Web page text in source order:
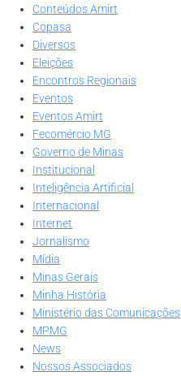
Conteúdos Amirt
Copasa
Diversos
Eleições
Encontros Regionais
Eventos
Eventos Amirt
Fecomércio MG
Governo de Minas
Institucional
Inteligência Artificial
Internacional
Internet
Jornalismo
Mídia
Minas Gerais
Minha História
Ministério das Comunicações
MPMG
News
Nossos Associados